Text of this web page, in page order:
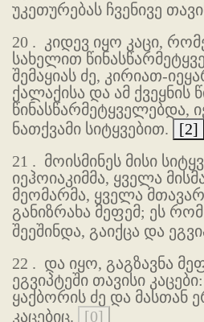
უკეთურებას ჩვენივე
20 . კიდევ იყო კაცი,
სახელით
შემაყიას ძე, კირიათ-
ქალაქისა და ამ ქვეყნის
წინასწარმეტყველებდა,
ნათქვამი სიტყვებით.
[2]
21 . მოისმინეს მისი
იეჰოიაკიმმა, ყველა
მეომარმა, ყველა
განიზრახა მეფემ; ეს
შეეშინდა, გაიქცა და
22 . და იყო, გაგზავნა
ეგვიპტეში თავისი
ყაქბორის ძე და მასთან
კაცებიც.
[0]